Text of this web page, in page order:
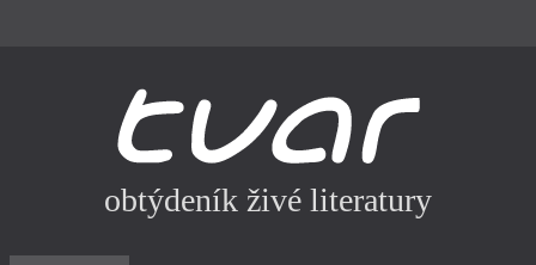
obtýdeník živé literatury